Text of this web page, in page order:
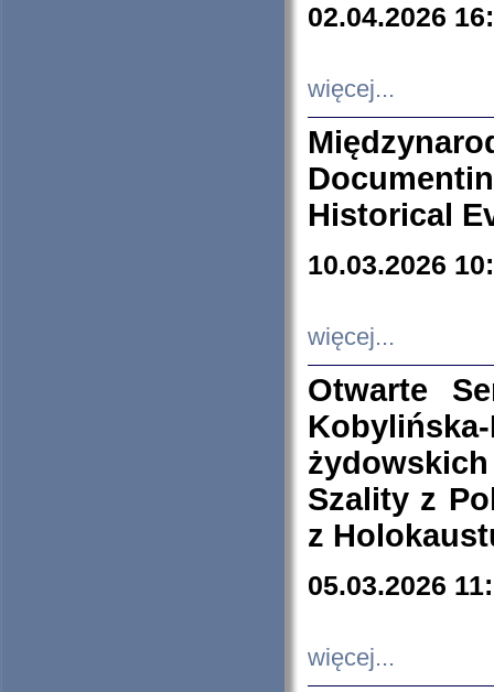
02.04.2026
więcej...
Historical
10.03.2026
więcej...
Otwarte
Szality z
z
05.03.2026
więcej...